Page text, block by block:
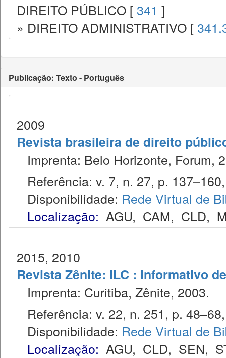
DIREITO PÚBLICO [ 341 ]
» DIREITO ADMINISTRATIVO [
Publicação: Texto - Português
2009
Revista brasileira de direito
Imprenta: Belo Horizonte, Forum,
Referência: v. 7, n. 27, p.
Disponibilidade: Rede Virtual de
Localização: AGU, CAM, CLD,
2015, 2010
Revista Zênite: ILC : informativo
Imprenta: Curitiba, Zênite, 2003.
Referência: v. 22, n. 251, p.
Disponibilidade: Rede Virtual de
Localização: AGU, CLD, SEN,